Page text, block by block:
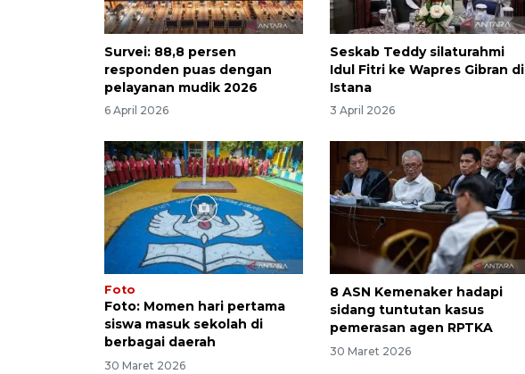
Survei: 88,8 persen
responden puas dengan
pelayanan mudik 2026
6 April 2026
Seskab Teddy silaturahmi
Idul Fitri ke Wapres Gibran di
Istana
3 April 2026
Foto
Foto: Momen hari pertama
siswa masuk sekolah di
berbagai daerah
30 Maret 2026
8 ASN Kemenaker hadapi
sidang tuntutan kasus
pemerasan agen RPTKA
30 Maret 2026